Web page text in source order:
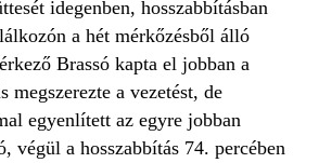
idegenben, hosszabbításban
a hét mérkőzésből álló
Brassó kapta el jobban a
megszerezte a vezetést, de
egyenlített az egyre jobban
végül a hosszabbítás 74. percében